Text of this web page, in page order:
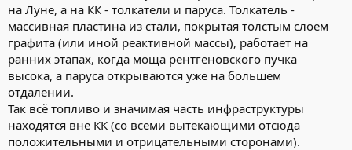
на Луне, а на КК - толкатели и паруса. Толкатель -
массивная пластина из стали, покрытая толстым слоем
графита (или иной реактивной массы), работает на
ранних этапах, когда моща рентгеновского пучка
высока, а паруса открываются уже на большем
отдалении.
Так всё топливо и значимая часть инфраструктуры
находятся вне КК (со всеми вытекающими отсюда
положительными и отрицательными сторонами).